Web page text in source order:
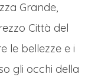
Grande,
Città del
le bellezze e i
gli occhi della